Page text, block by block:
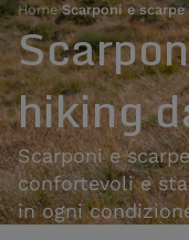
Home›Scarponi e
hiking
Scarponi e
confortevoli e
in ogni